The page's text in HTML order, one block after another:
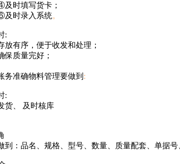
时填写货卡；
时录入系统。
:
有序，便于收发和处理；
质量完好；
准确物料管理要做到 :
:
货、 及时核库
到：品名、规格、型号、数量、质量配套、单据